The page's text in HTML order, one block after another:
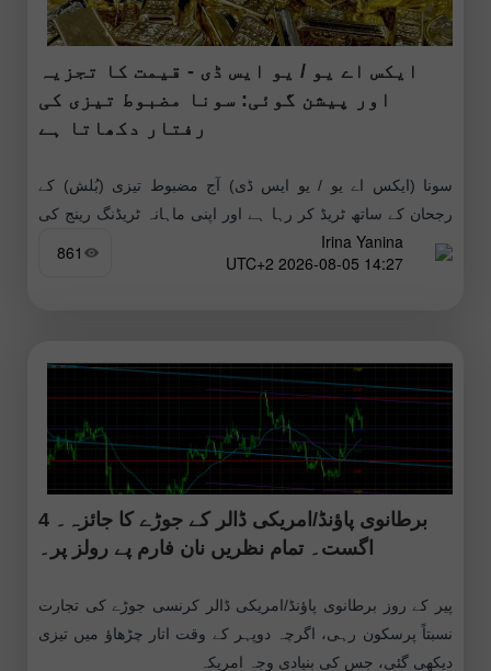
ایکس اے یو / یو ایس ڈی - قیمت کا تجزیہ
اور پیشن گوئی: سونا مضبوط تیزی کی
رفتار دکھاتا ہے
سونا (ایکس اے یو / یو ایس ڈی) آج مضبوط تیزی (بُلش) کے
رجحان کے ساتھ ٹریڈ کر رہا ہے اور اپنی ماہانہ ٹریڈنگ رینج کی
بالائی حد کے قریب
Irina Yanina
14:27 2026-08-05 UTC+2
861
برطانوی پاؤنڈ/امریکی ڈالر کے جوڑے کا جائزہ۔ 4
اگست۔ تمام نظریں نان فارم پے رولز پر۔
پیر کے روز برطانوی پاؤنڈ/امریکی ڈالر کرنسی جوڑے کی تجارت
نسبتاً پرسکون رہی، اگرچہ دوپہر کے وقت اتار چڑھاؤ میں تیزی
دیکھی گئی، جس کی بنیادی وجہ امریکہ